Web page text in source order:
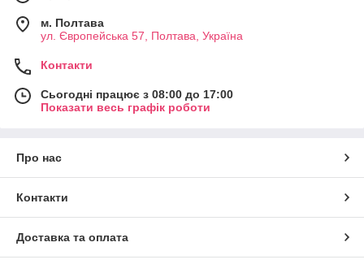
м. Полтава
ул. Європейська 57, Полтава, Україна
Контакти
Сьогодні працює з 08:00 до 17:00
Показати весь графік роботи
Про нас
Контакти
Доставка та оплата